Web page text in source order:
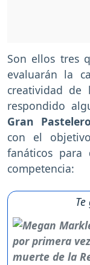
Son ellos tres
evaluarán la
creatividad
respondido
Gran
con el
fanáticos
competencia: